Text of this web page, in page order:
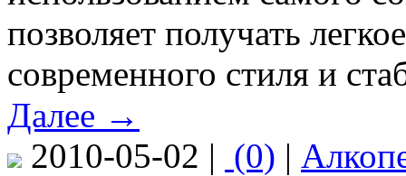
позволяет получать
современного стиля и
Далее →
2010-05-02 | (0) |